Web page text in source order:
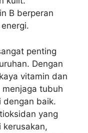
B berperan
penting
Dengan
vitamin dan
tubuh
baik.
yang
kerusakan,